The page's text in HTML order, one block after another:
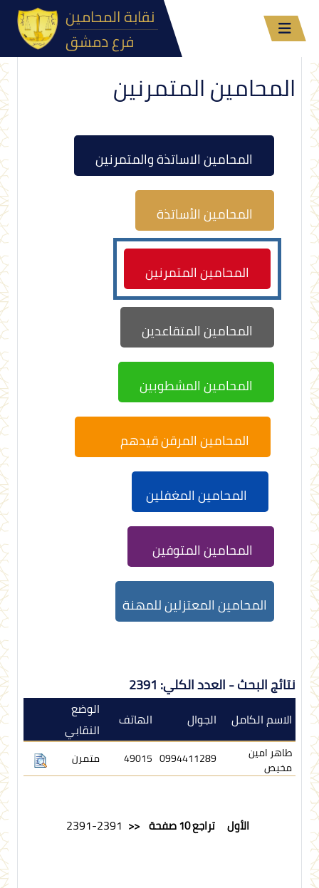
فرع دمشق
المحامين المتمرنين
المحامين الاساتذة والمتمرنين
المحامين الأساتذة
المحامين المتمرنين
المحامين المتقاعدين
المحامين المشطوبين
المحامين المرقن قيدهم
المحامين المغفلين
المحامين المتوفين
المحامين المعتزلين للمهنة
نتائج البحث - العدد الكلي: 2391
الاسم الكامل الجوال الهاتف
الوضع
النقابي
طاهر امين
مخيص
0994411289
49015 متمرن
الأول تراجع 10 صفحة <<